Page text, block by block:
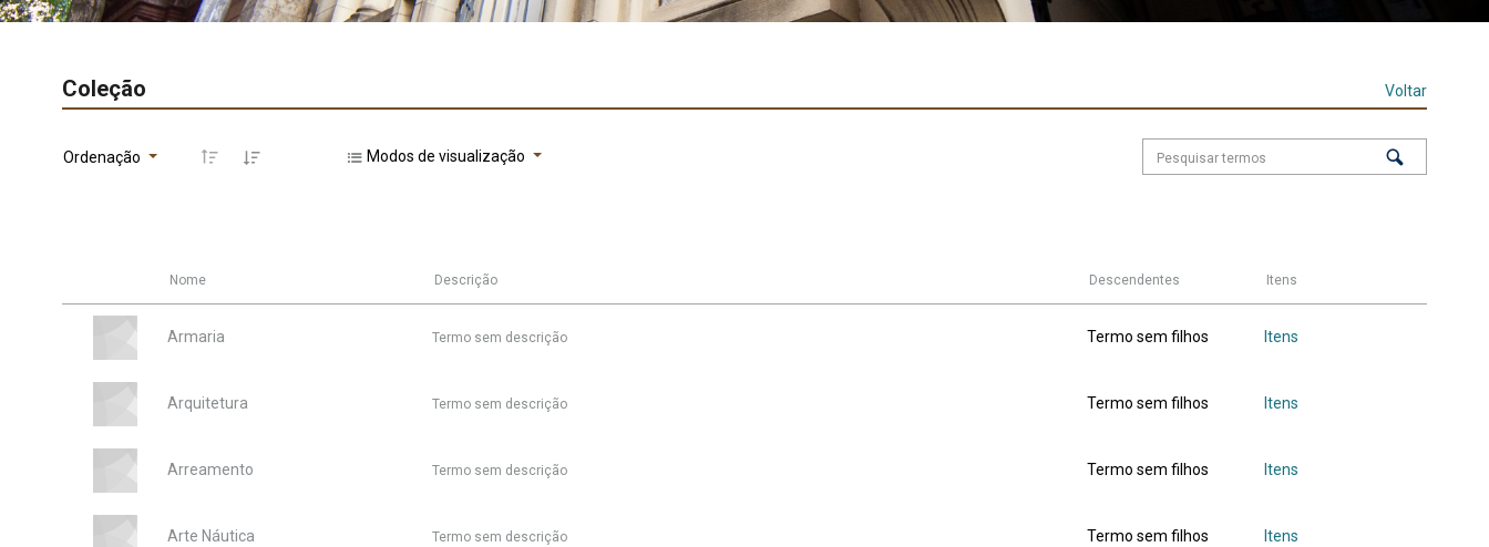
Coleção Voltar
Ordenação Modos de visualização
Nome Descrição Descendentes Itens
Armaria Termo sem descrição Termo sem filhos Itens
Arquitetura Termo sem descrição Termo sem filhos Itens
Arreamento Termo sem descrição Termo sem filhos Itens
Arte Náutica Termo sem descrição Termo sem filhos Itens